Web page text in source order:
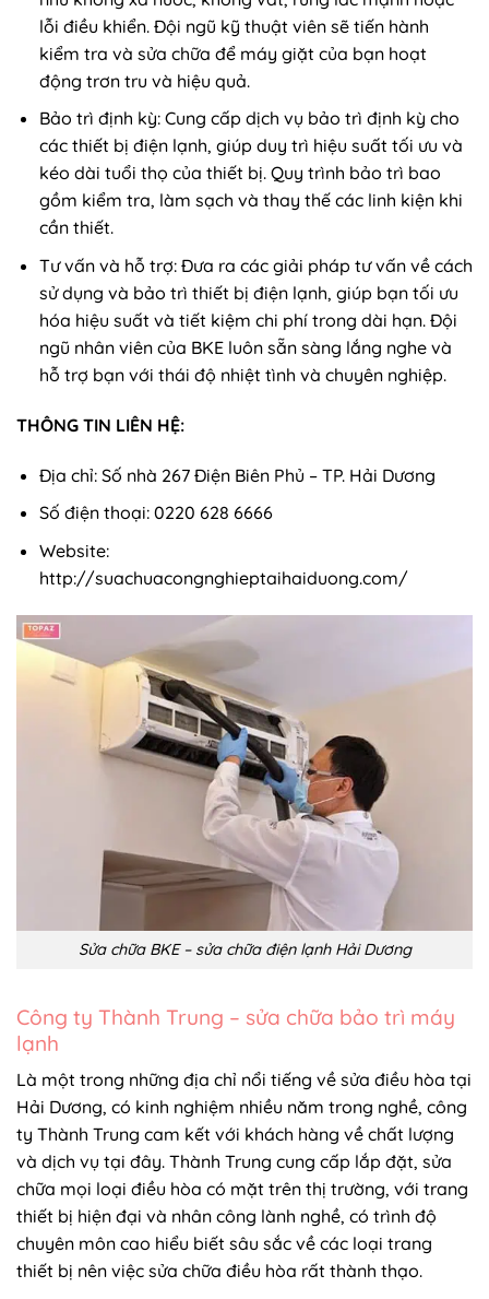
lỗi điều khiển. Đội ngũ kỹ thuật viên sẽ tiến hành
kiểm tra và sửa chữa để máy giặt của bạn hoạt
động trơn tru và hiệu quả.
Bảo trì định kỳ: Cung cấp dịch vụ bảo trì định kỳ cho
các thiết bị điện lạnh, giúp duy trì hiệu suất tối ưu và
kéo dài tuổi thọ của thiết bị. Quy trình bảo trì bao
gồm kiểm tra, làm sạch và thay thế các linh kiện khi
cần thiết.
Tư vấn và hỗ trợ: Đưa ra các giải pháp tư vấn về cách
sử dụng và bảo trì thiết bị điện lạnh, giúp bạn tối ưu
hóa hiệu suất và tiết kiệm chi phí trong dài hạn. Đội
ngũ nhân viên của BKE luôn sẵn sàng lắng nghe và
hỗ trợ bạn với thái độ nhiệt tình và chuyên nghiệp.
THÔNG TIN LIÊN HỆ:
Địa chỉ: Số nhà 267 Điện Biên Phủ – TP. Hải Dương
Số điện thoại: 0220 628 6666
Website:
http://suachuacongnghieptaihaiduong.com/
Sửa chữa BKE – sửa chữa điện lạnh Hải Dương
Công ty Thành Trung – sửa chữa bảo trì máy
lạnh
Là một trong những địa chỉ nổi tiếng về sửa điều hòa tại
Hải Dương, có kinh nghiệm nhiều năm trong nghề, công
ty Thành Trung cam kết với khách hàng về chất lượng
và dịch vụ tại đây. Thành Trung cung cấp lắp đặt, sửa
chữa mọi loại điều hòa có mặt trên thị trường, với trang
thiết bị hiện đại và nhân công lành nghề, có trình độ
chuyên môn cao hiểu biết sâu sắc về các loại trang
thiết bị nên việc sửa chữa điều hòa rất thành thạo.